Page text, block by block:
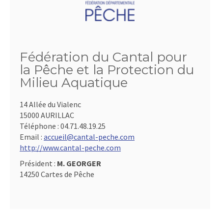
Fédération du Cantal pour
la Pêche et la Protection du
Milieu Aquatique
14 Allée du Vialenc
15000 AURILLAC
Téléphone : 04.71.48.19.25
Email : accueil@cantal-peche.com
http://www.cantal-peche.com
Président : M. GEORGER
14250 Cartes de Pêche